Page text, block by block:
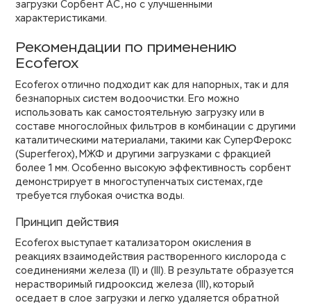
загрузки Сорбент АС, но с улучшенными
характеристиками.
Рекомендации по применению
Ecoferox
Ecoferox отлично подходит как для напорных, так и для
безнапорных систем водоочистки. Его можно
использовать как самостоятельную загрузку или в
составе многослойных фильтров в комбинации с другими
каталитическими материалами, такими как СуперФерокс
(Superferox), МЖФ и другими загрузками с фракцией
более 1 мм. Особенно высокую эффективность сорбент
демонстрирует в многоступенчатых системах, где
требуется глубокая очистка воды.
Принцип действия
Ecoferox выступает катализатором окисления в
реакциях взаимодействия растворенного кислорода с
соединениями железа (II) и (III). В результате образуется
нерастворимый гидрооксид железа (III), который
оседает в слое загрузки и легко удаляется обратной